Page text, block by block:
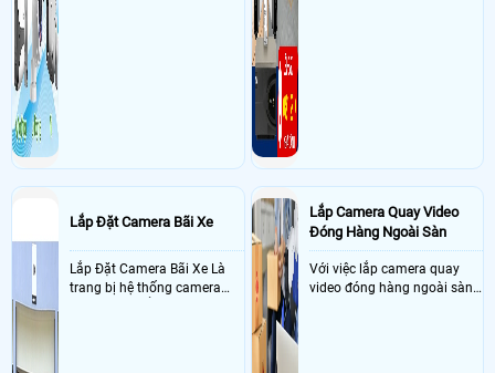
Lắp Đặt Camera Bãi Xe
Lắp Đặt Camera Bãi Xe Là
trang bị hệ thống camera
Lắp Camera Quay Video
Đóng Hàng Ngoài Sàn
Với việc lắp camera quay
video đóng hàng ngoài sàn